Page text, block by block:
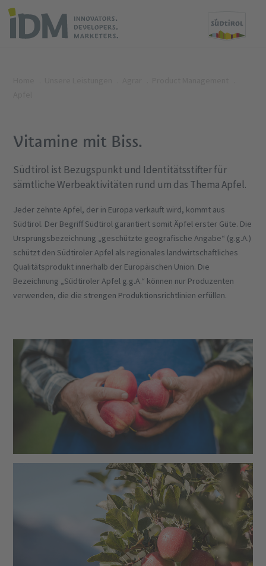
Vitamine mit Biss.
Südtirol ist Bezugspunkt und Identitätsstifter für
sämtliche Werbeaktivitäten rund um das Thema Apfel.
Jeder zehnte Apfel, der in Europa verkauft wird, kommt aus
Südtirol. Der Begriff Südtirol garantiert somit Äpfel erster Güte. Die
Ursprungsbezeichnung „geschützte geografische Angabe“ (g.g.A.)
schützt den Südtiroler Apfel als regionales landwirtschaftliches
Qualitätsprodukt innerhalb der Europäischen Union. Die
Bezeichnung „Südtiroler Apfel g.g.A.“ können nur Produzenten
verwenden, die die strengen Produktionsrichtlinien erfüllen.